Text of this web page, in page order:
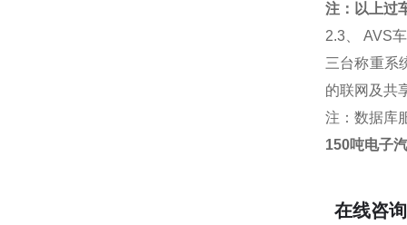
注：以上过
2.3 、 AVS
三台称重系
的联网及共
注：数据库
150吨电子
在线咨询